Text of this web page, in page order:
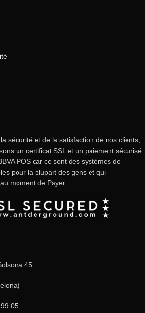
sécurité et de la satisfaction de nos clients,
un certificat SSL et un paiement sécurisé
POS car ce sont des systèmes de
pour la plupart des gens et qui
moment de Payer.
45
05